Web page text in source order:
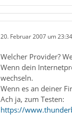
20. Februar 2007 um 23:34
Welcher Provider?
Wenn dein
wechseln.
Wenn es an deiner
Ach ja, zum Testen:
https://